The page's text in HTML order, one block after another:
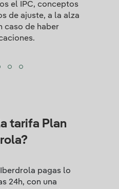
el IPC, conceptos
de ajuste, a la alza
caso de haber
tarifa Plan
pagas lo
24h, con una